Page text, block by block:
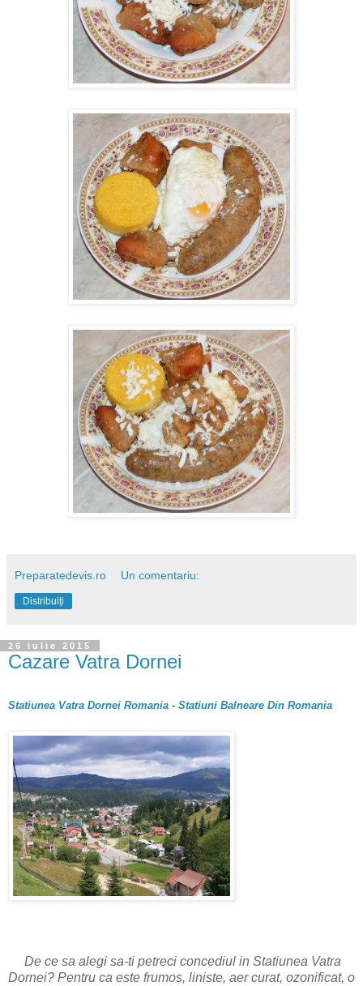
Preparatedevis.ro Un comentariu:
Distribuiți
26 iulie 2015
Cazare Vatra Dornei
Statiunea Vatra Dornei Romania - Statiuni Balneare Din Romania
De ce sa alegi sa-ti petreci concediul in Statiunea Vatra
Dornei? Pentru ca este frumos, liniste, aer curat, ozonificat, o